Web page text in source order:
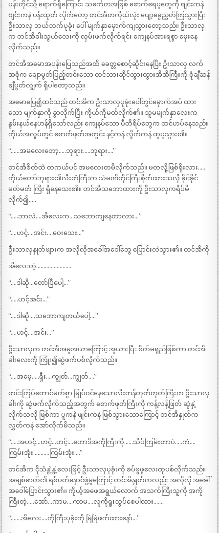
ပန်းတိုင်သို့ ရောက်ရှိကြောင်း သင်္ကေတအဖြစ် စောက်ရေပူတွေကို ဗျင်းကနဲ
ဗျင်းကနဲ ပန်းထုတ် လိုက်တော့ တင်အိတကိုယ်လုံး ပျော့ခွေညွှတ်ကြသွားပြီး
ဦးသာလှ ဘယ်ဘက်ပုခုံး ပေါ် မျက်နှာမှောက်ကျသွားတော့သည်။ ဦးသာလှ
က တင်အိခါးသွယ်လေးကို လှမ်းဖက်လိုက်ရင်း ကျေနပ်အားရစွာ မှေးနေ
လိုက်သည်။
တင်အိအမောအပန်းပြေသည်အထိ ခေတ္တစောင့်ဆိုင်းနေပြီး ဦးသာလှ လက်
အစုံက ချောမွတ်ပြည့်တင်းသော တင်သားဆိုင်ထွားထွားအိအိကြီးကို စုံချီဆန်
ချီပွတ်လျှက် ရှိပါတော့သည်။
အမောပြေ၍ထင်သည် တင်အိက ဦးသာလှပုခုံးပေါ်တွင်မှောက်အပ် ထား
သော မျက်နှာကို ခွာလိုက်ပြီး ကိုယ်ကိုမတ်လိုက်၏။ သူမမျက်နှာလေးက
နွမ်းနယ်နေဟန်ရှိသော်လည်း ကျေနပ်သော ပီတိရိပ်တွေက ထင်ဟပ်နေသည်။
ကိုယ်အလှုပ်တွင် စောက်ဖုတ်အတွင်း နင့်ကနဲ လှိုက်ကနဲ ထူပူသွား၏။
“……အမလေးတော့…..ဘုရား…..ဘုရား….”
တင်အိစိတ်ထဲ တကယ်ပင် အမလေးတမိလိုက်သည်။ မတလို့ဖြစ်ရိုးလား…..
ကိုယ်တော်ဘုရား၏လီးတံကြီးက သံမဏိတိုင်ကြီးစိုက်ထားသလို ခိုင်ခိုင်
မတ်မတ် ကြီး ရှိနေသေး၏။ တင်အိသဘောထားကို ဦးသာလှကရိပ်မိ
လိုက်၍…..
“…..ဘာလဲ….အိလေးက…သဘောကျနေတာလား…”
“….ဟင့်….အင်း….ဝေးသေး…”
ဦးသာလှနှုတ်ဖျားက အလိုလိုအခေါ်အဝေါ်တွေ ပြောင်းလဲသွား၏။ တင်အိကို
အိလေးတဲ့……………………
“….ဒါဆို…တော်ပြီပေါ့…”
“…..ဟင့်အင်း…”
“….ဒါဆို….သဘောကျတယ်ပေါ့….”
“….ဟင့်….အင်း…”
ဦးသာလှက တင်အိအမူအယာကြောင့် အူယားပြီး စိတ်မရှည်ဖြစ်ကာ တင်အိ
ခါးလေးကို ကြုံး၍ဆွဲဖက်ပစ်လိုက်သည်။
“….အမေ့…..ရှီး….ကျွတ်…ကျွတ်….”
တင်းကြပ်တောင်မတ်စွာ မြုပ်ဝင်နေသောလီးတန်တုတ်တုတ်ကြီးက ဦးသာလှ
ခါးကို ဆွဲဖက်လိုက်သည့်အတွက် စောက်ဖုတ်ကြီးကို ကန့်လန့်ဖြတ် ဆွဲနှဲ့
လိုက်သလို ဖြစ်ကာ ပူကနဲ ဖျင်းကနဲ ဖြစ်သွားသောကြောင့် တင်အိနှုတ်က
လွှတ်ကနဲ အော်လိုက်မိသည်။
“…..အဟင့်…ဟင့်…ဟင့်….ဟောဒီအကိုကြီးကို……သိပ်ကြမ်းတာပဲ…..ကဲ….
ကြမ်းအုံး………..ကြမ်းအုံး….”
တင်အိက ငိုသံနွဲ့နွဲ့လေးဖြင့် ဦးသာလှပုခုံးကို ခပ်ဖွဖွလေးထုပစ်လိုက်သည်။
အချစ်ဓာတ်၏ ရစ်ပတ်နှောင်ဖွဲ့မူကြောင့် တင်အိနှုတ်ကလည်း အလိုလို အခေါ်
အဝေါ်ပြောင်းသွား၏။ ကိုယ့်အဖေအရွယ်လောက် အသက်ကြီးသူကို အကို
ကြီးတဲ့…..အော်…ကာမ….ကာမ….လူကိုရူးသွပ်စေပါလား…….
“…….အိလေး….ကိုကြီးပုခုံးကို မြဲမြဲဖက်ထားနော်…”